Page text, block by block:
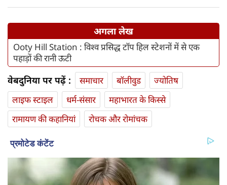
अगला लेख
Ooty Hill Station : विश्‍व प्रसिद्ध टॉप हिल स्टेशनों में से एक
पहाड़ों की रानी ऊटी
वेबदुनिया पर पढ़ें : समाचार बॉलीवुड
ज्योतिष
लाइफ स्‍टाइल
धर्म-संसार
महाभारत के किस्से
रामायण की कहानियां
रोचक और रोमांचक